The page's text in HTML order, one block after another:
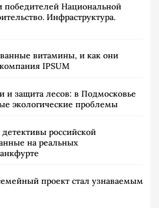
Национальной
Инфраструктура.
витамины, и как они
IPSUM
и защита лесов: в Подмосковье
экологические проблемы
российской
на реальных
проект стал узнаваемым